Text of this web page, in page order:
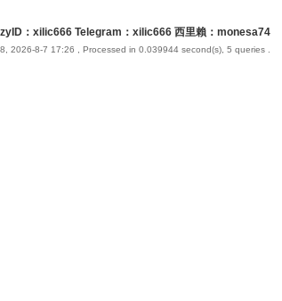
：xilic666 Telegram：xilic666 西里賴：monesa74
2026-8-7 17:26 , Processed in 0.039944 second(s), 5 queries .